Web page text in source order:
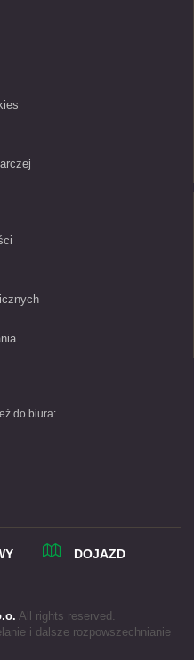
do biura:
DOJAZD
All rights reserved.
i dalsze rozpowszechnianie